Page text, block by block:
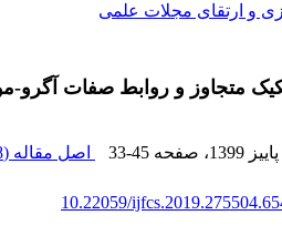
و ارتقای مجلات علمی
تفکیک متجاوز و روابط صفات
1399 ، صفحه 33-45 اصل مقاله (
10.22059/